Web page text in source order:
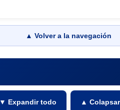
▲ Volver a la navegación
▼ Expandir todo ▲